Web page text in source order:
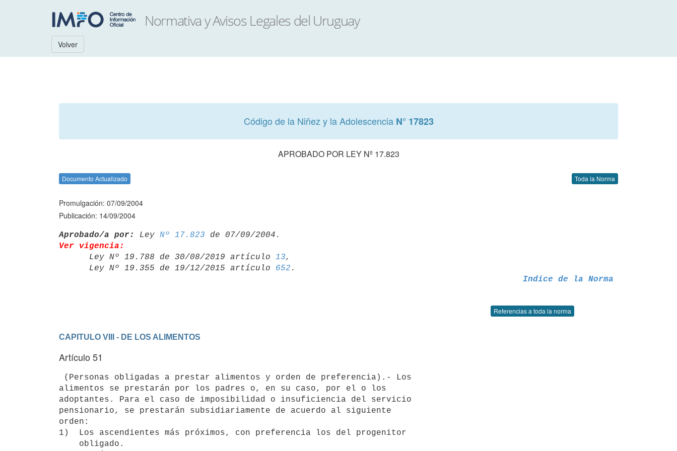
Volver
Código de la Niñez y la Adolescencia N° 17823
APROBADO POR LEY Nº 17.823
Documento Actualizado Toda la Norma
Promulgación: 07/09/2004
Publicación: 14/09/2004
Aprobado/a por: Ley Nº 17.823
Ver vigencia:
Ley Nº 19.788 de 30/08/2019 artículo 13,
      Ley Nº 19.355 de 19/12/2015 artículo
652
Indice de la Norma
Referencias a toda la norma
CAPITULO VIII - DE LOS ALIMENTOS
Artículo 51
alimentos se prestarán por los padres o, en su caso, por el o los
adoptantes. Para el caso de imposibilidad o insuficiencia del servicio
pensionario, se prestarán subsidiariamente de acuerdo al siguiente
orden:
1)  Los ascendientes más próximos, con preferencia los del progenitor